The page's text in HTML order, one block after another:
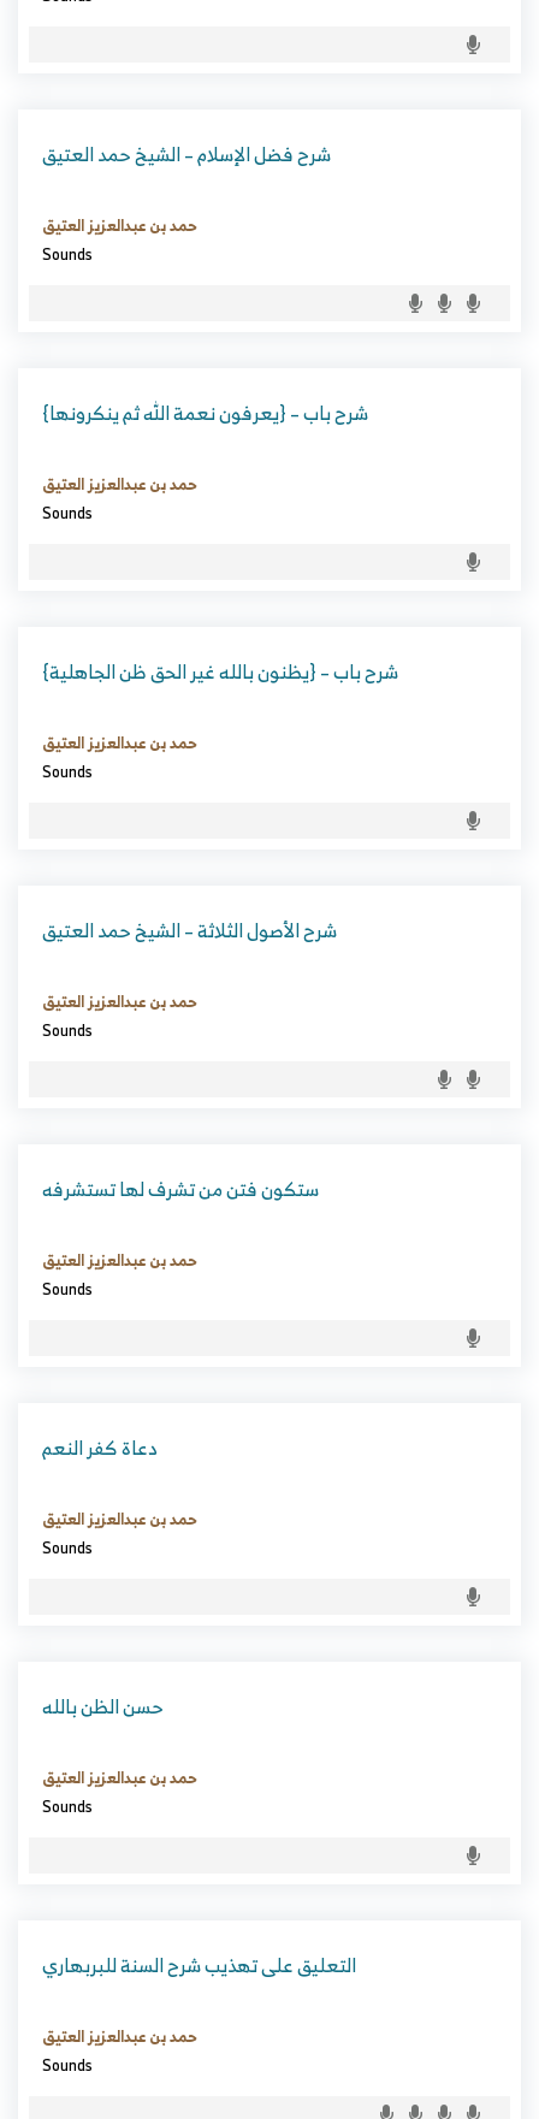
شرح فضل الإسلام – الشيخ حمد العتيق
حمد بن عبدالعزيز العتيق
Sounds
شرح باب – {يعرفون نعمة الله ثم ينكرونها}
حمد بن عبدالعزيز العتيق
Sounds
شرح باب – {يظنون بالله غير الحق ظن الجاهلية}
حمد بن عبدالعزيز العتيق
Sounds
شرح الأصول الثلاثة – الشيخ حمد العتيق
حمد بن عبدالعزيز العتيق
Sounds
ستكون فتن من تشرف لها تستشرفه
حمد بن عبدالعزيز العتيق
Sounds
دعاة كفر النعم
حمد بن عبدالعزيز العتيق
Sounds
حسن الظن بالله
حمد بن عبدالعزيز العتيق
Sounds
التعليق على تهذيب شرح السنة للبربهاري
حمد بن عبدالعزيز العتيق
Sounds